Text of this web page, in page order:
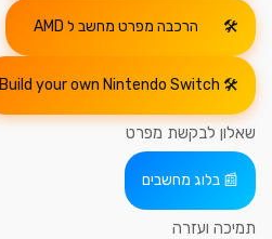
הרכבה מפרט מחשב ל AMD
Build your own Nintendo Switch
שאלון לבקשת מפרט
בלוג מחשבים
תמיכה ועזרה